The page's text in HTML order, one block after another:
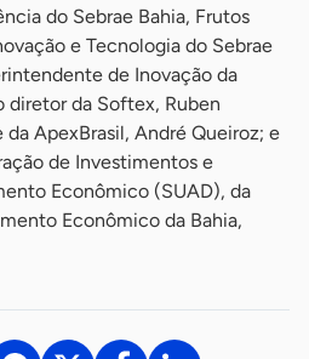
do Sebrae Bahia, Frutos
e Tecnologia do Sebrae
de Inovação da
diretor da Softex, Ruben
ApexBrasil, André Queiroz; e
de Investimentos e
Econômico (SUAD), da
Econômico da Bahia,